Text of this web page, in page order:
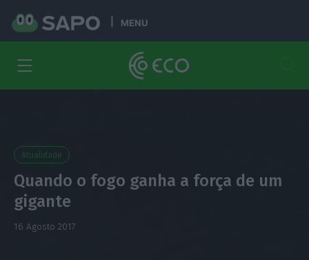
MENU
Atualidade
Quando o fogo ganha a força de um
gigante
16 Agosto 2017